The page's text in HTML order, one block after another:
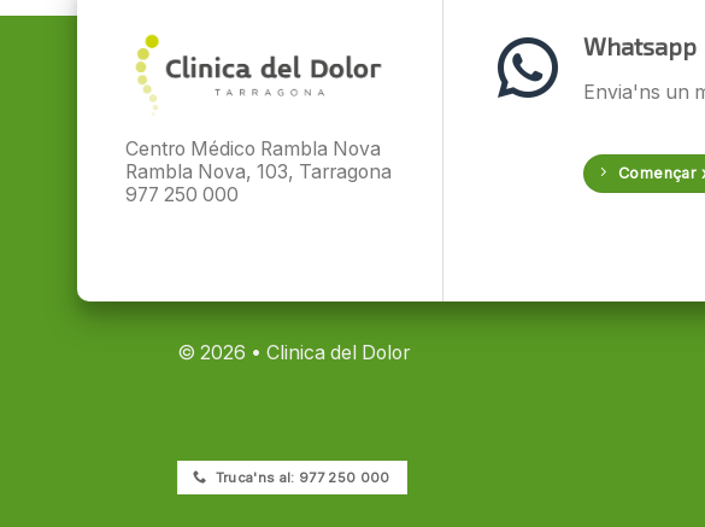
Centro Médico Rambla Nova
Rambla Nova, 103, Tarragona
977 250 000
Whatsapp
Envia'ns un
Començar
© 2026 • Clinica del Dolor
Copyright 2026 ©Clinica del Dolor Tarragona
Truca'ns al: 977 250 000